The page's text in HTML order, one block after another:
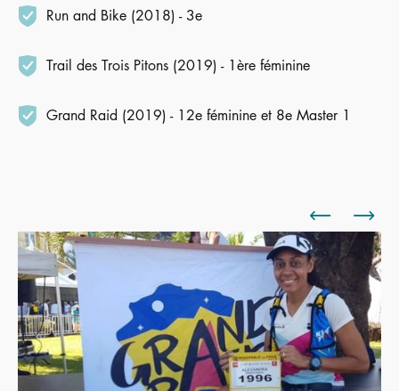
Run and Bike (2018) - 3e
Trail des Trois Pitons (2019) - 1ère féminine
Grand Raid (2019) - 12e féminine et 8e Master 1